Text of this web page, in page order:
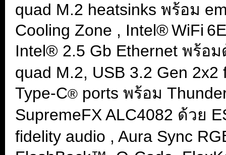
quad M.2 heatsinks พร้อม
Cooling Zone , Intel® WiFi
Intel® 2.5 Gb Ethernet พร้อ
quad M.2, USB 3.2 Gen
Type-C® ports พร้อม
SupremeFX ALC4082 ด้วย
fidelity audio , Aura Sync